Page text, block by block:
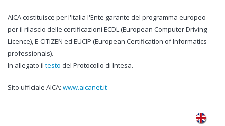
AICA costituisce per l'Italia l'Ente garante del programma europeo
per il rilascio delle certificazioni ECDL (European Computer Driving
Licence), E-CITIZEN ed EUCIP (European Certification of Informatics
professionals).
In allegato il testo del Protocollo di Intesa.
Sito ufficiale AICA: www.aicanet.it